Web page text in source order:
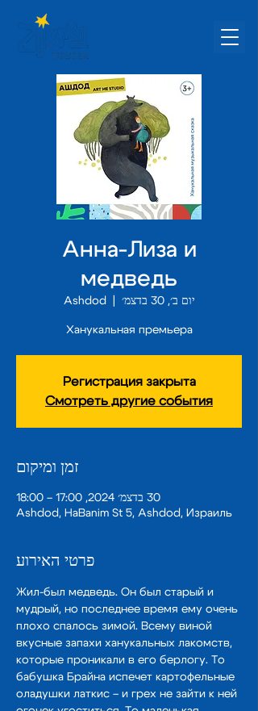
Анна-Лиза и
медведь
יום ב׳, 30 בדצמ׳ Ashdod
Ханукальная премьера
Регистрация закрыта
Смотреть другие события
זמן ומיקום
30 בדצמ׳ 2024, 17:00 – 18:00
Ashdod, HaBanim St 5, Ashdod, Израиль
פרטי האירוע
Жил-был медведь. Он был старый и
мудрый, но последнее время ему очень
плохо спалось зимой. Всему виной
вкусные запахи ханукальных лакомств,
которые проникали в его берлогу. То
бабушка Брайна испечет картофельные
оладушки латкис – и грех не зайти к ней